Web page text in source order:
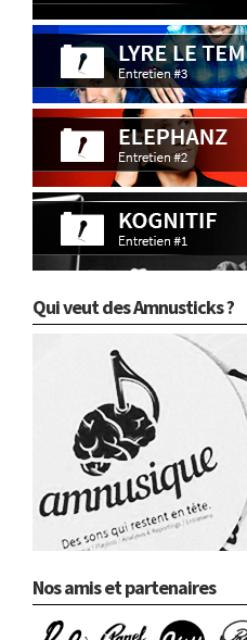
Qui veut des Amnusticks ?
Nos amis et partenaires